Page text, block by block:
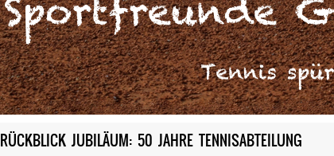
RÜCKBLICK JUBILÄUM: 50 JAHRE TENNISABTEILUNG